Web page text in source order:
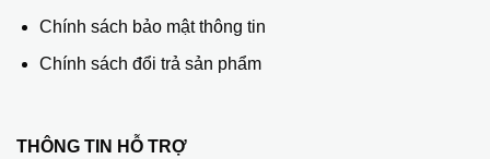
Chính sách bảo mật thông tin
Chính sách đổi trả sản phẩm
THÔNG TIN HỖ TRỢ